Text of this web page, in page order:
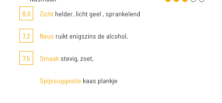
8,0
Zicht helder, licht geel , sprankelend
7,2 Neus ruikt enigszins de alcohol,
7,5 Smaak stevig, zoet,
Spijssuggestie kaas plankje